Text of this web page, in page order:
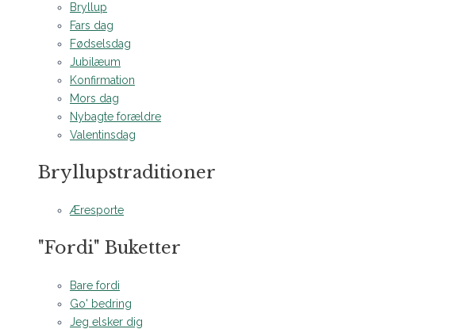
Bryllup
Fars dag
Fødselsdag
Jubilæum
Konfirmation
Mors dag
Nybagte forældre
Valentinsdag
Bryllupstraditioner
Æresporte
"Fordi" Buketter
Bare fordi
Go' bedring
Jeg elsker dig